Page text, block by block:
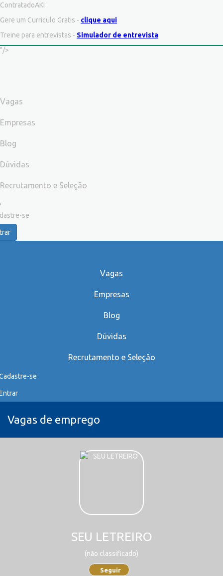
ContratadoAKI
Gere um Curriculo Gratis - clique aqui
Treine para entrevistas - Simulador de entrevista
"/>
Vagas
Empresas
Blog
Dúvidas
Recrutamento e Seleção
se
Vagas
Empresas
Blog
Dúvidas
Recrutamento e Seleção
se
Vagas de emprego
SEU LETREIRO
(não classificado)
Seguir